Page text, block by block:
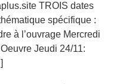
TROIS dates
spécifique :
à l’ouvrage Mercredi
Jeudi 24/11: